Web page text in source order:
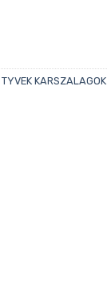
TYVEK KARSZALAGOK